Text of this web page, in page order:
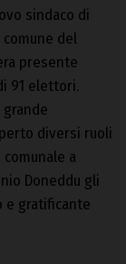
sindaco di
del
presente
91 elettori.
diversi ruoli
a
Doneddu gli
e gratificante